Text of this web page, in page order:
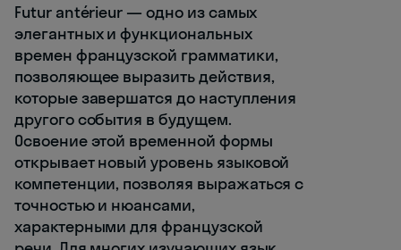
Futur antérieur — одно из самых
элегантных и функциональных
времен французской грамматики,
позволяющее выразить действия,
которые завершатся до наступления
другого события в будущем.
Освоение этой временной формы
открывает новый уровень языковой
компетенции, позволяя выражаться с
точностью и нюансами,
характерными для французской